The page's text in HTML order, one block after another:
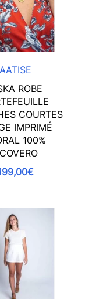
AATISE
ROBE
COURTES
IMPRIMÉ
100%